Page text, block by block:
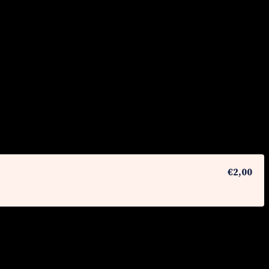
€2,00